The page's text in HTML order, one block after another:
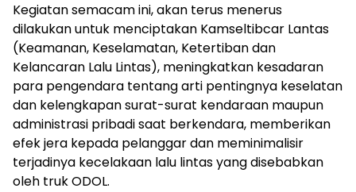
Kegiatan semacam ini, akan terus menerus
dilakukan untuk menciptakan Kamseltibcar Lantas
(Keamanan, Keselamatan, Ketertiban dan
Kelancaran Lalu Lintas), meningkatkan kesadaran
para pengendara tentang arti pentingnya keselatan
dan kelengkapan surat-surat kendaraan maupun
administrasi pribadi saat berkendara, memberikan
efek jera kepada pelanggar dan meminimalisir
terjadinya kecelakaan lalu lintas yang disebabkan
oleh truk ODOL.